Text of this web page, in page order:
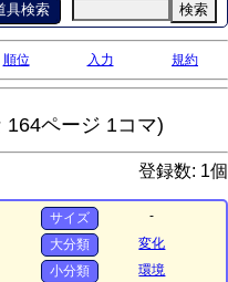
具検索 検索
順位 入力 規約
164ページ 1コマ)
登録数: 1個
サイズ
-
大分類
変化
小分類
環境